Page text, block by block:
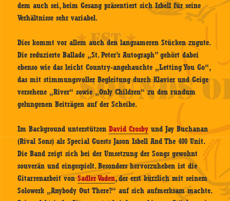
dem auch sei, beim Gesang präsentiert sich Isbell für seine
Verhältnisse sehr variabel.
Dies kommt vor allem auch den langsameren Stücken zugute.
Die reduzierte Ballade „St. Peter’s Autograph” gehört dabei
ebenso wie das leicht Country-angehauchte „Letting You Go“,
das mit stimmungsvoller Begleitung durch Klavier und Geige
versehene „River“ sowie „Only Children“ zu den rundum
gelungenen Beiträgen auf der Scheibe.
Im Background unterstützenDavid Crosby und Jay Buchanan
(Rival Sons) als Special Guests Jason Isbell And The 400 Unit.
Die Band zeigt sich bei der Umsetzung der Songs gewohnt
souverän und eingespielt. Besonders hervorzuheben ist die
Gitarrenarbeit vonSadler Vaden, der erst kürzlich mit seinem
Solowerk „Anybody Out There?“ auf sich aufmerksam machte.